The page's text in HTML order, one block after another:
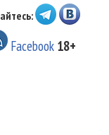
Facebook 18+